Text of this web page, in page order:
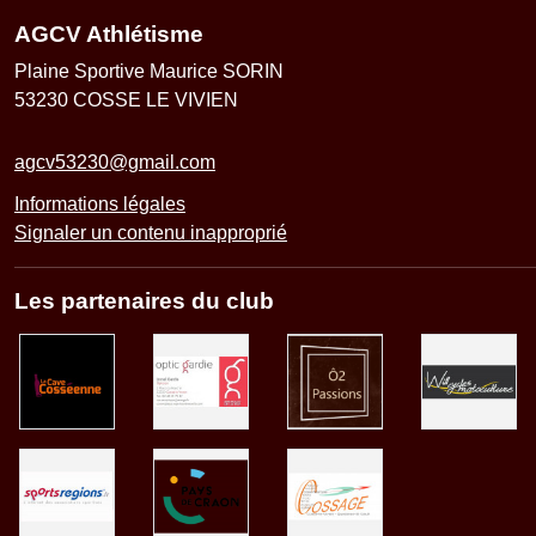
AGCV Athlétisme
Plaine Sportive Maurice SORIN
53230 COSSE LE VIVIEN
agcv53230@gmail.com
Informations légales
Signaler un contenu inapproprié
Les partenaires du club